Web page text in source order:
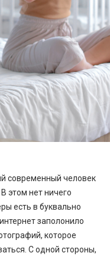
современный человек
этом нет ничего
есть в буквально
заполонило
которое
С одной стороны,